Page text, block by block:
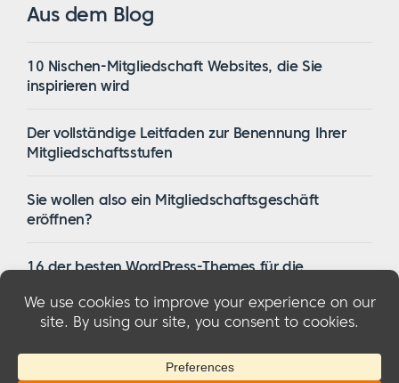
Aus dem Blog
10 Nischen-Mitgliedschaft Websites, die Sie
inspirieren wird
Der vollständige Leitfaden zur Benennung Ihrer
Mitgliedschaftsstufen
Sie wollen also ein Mitgliedschaftsgeschäft
eröffnen?
16 der besten WordPress-Themes für die
© 2026 MemberMouse, LLCDatenschutzbestimmungen